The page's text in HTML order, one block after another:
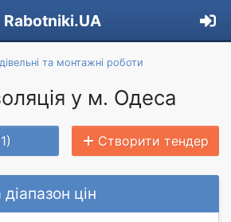
Rabotniki.UA
та монтажні роботи
у м. Одеса
Створити тендер
цін